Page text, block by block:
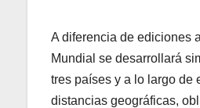
A diferencia de ediciones
Mundial se desarrollará
tres países y a lo largo de
distancias geográficas,